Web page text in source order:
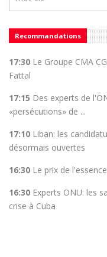
Recommandations
17:30 Le Groupe CMA
Fattal
17:15 Des experts de
«persécutions» de ...
17:10 Liban: les
désormais ouvertes
16:30 Le prix de
16:30 Experts ONU: les
crise à Cuba